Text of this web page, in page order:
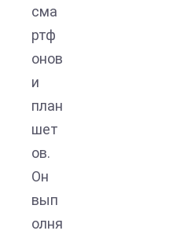
сма
ртф
онов
и
план
шет
ов.
Он
вып
олня